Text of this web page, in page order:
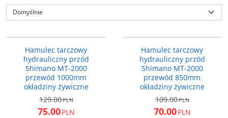
Hamulec tarczowy
hydrauliczny przód
Shimano MT-2000
przewód 1000mm
okładziny żywiczne
129.00PLN
75.00PLN
Hamulec tarczowy
hydrauliczny przód
Shimano MT-2000
przewód 850mm
okładziny żywiczne
109.00PLN
70.00PLN